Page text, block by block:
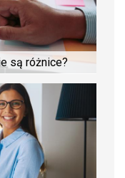
są różnice?